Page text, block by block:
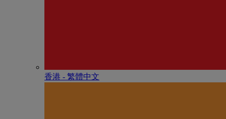
香港 - 繁體中文